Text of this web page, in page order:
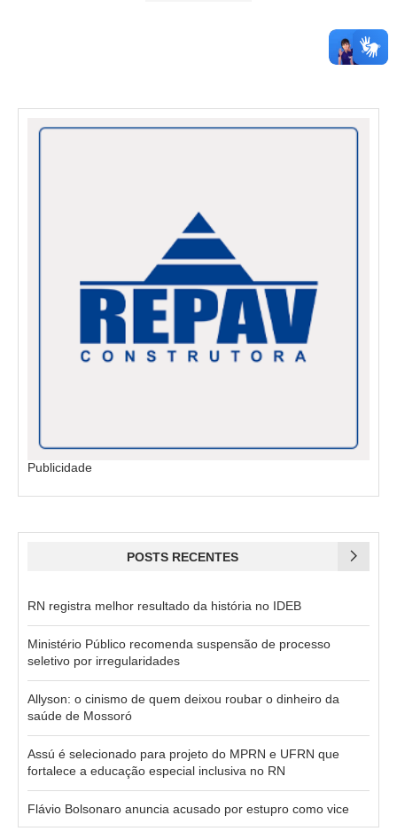
Publicidade
POSTS RECENTES
RN registra melhor resultado da história no IDEB
Ministério Público recomenda suspensão de processo
seletivo por irregularidades
Allyson: o cinismo de quem deixou roubar o dinheiro da
saúde de Mossoró
Assú é selecionado para projeto do MPRN e UFRN que
fortalece a educação especial inclusiva no RN
Flávio Bolsonaro anuncia acusado por estupro como vice